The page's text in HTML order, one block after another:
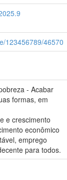
123456789/46570
- Acabar
formas, em
e crescimento
econômico
emprego
para todos.